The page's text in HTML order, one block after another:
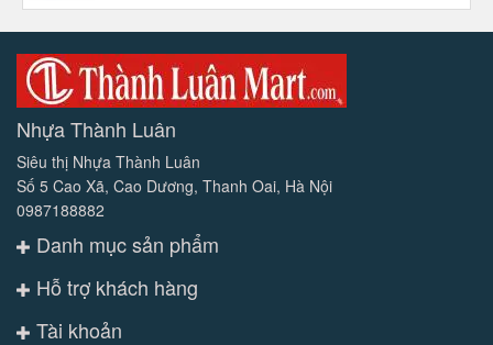
Nhựa Thành Luân
Siêu thị Nhựa Thành Luân
Số 5 Cao Xã, Cao Dương, Thanh Oai, Hà Nội
0987188882
Danh mục sản phẩm
Hỗ trợ khách hàng
Tài khoản